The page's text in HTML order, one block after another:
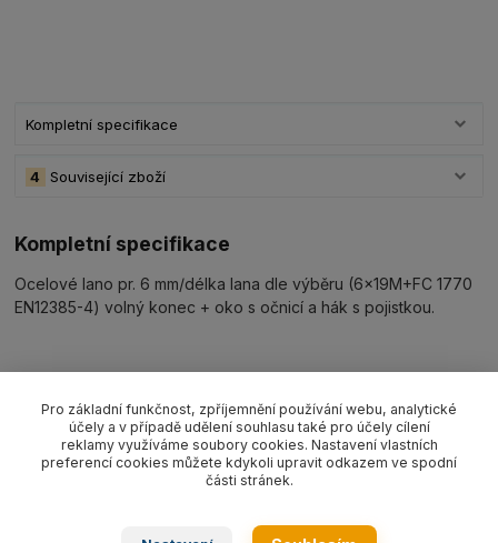
Kompletní specifikace
Související zboží
4
Kompletní specifikace
Ocelové lano pr. 6 mm/délka lana dle výběru (6x19M+FC 1770
EN12385-4) volný konec + oko s očnicí a hák s pojistkou.
Související zboží 4
Pro základní funkčnost, zpříjemnění používání webu, analytické
účely a v případě udělení souhlasu také pro účely cílení
reklamy využíváme soubory cookies. Nastavení vlastních
preferencí cookies můžete kdykoli upravit odkazem ve spodní
části stránek.